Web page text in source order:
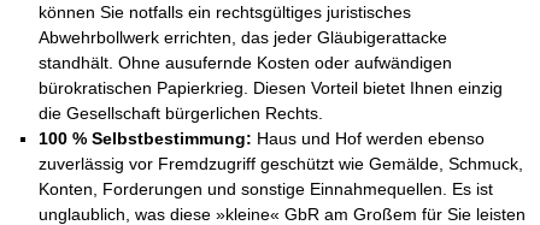
können Sie notfalls ein rechtsgültiges juristisches
Abwehrbollwerk errichten, das jeder Gläubigerattacke
standhält. Ohne ausufernde Kosten oder aufwändigen
bürokratischen Papierkrieg. Diesen Vorteil bietet Ihnen einzig
die Gesellschaft bürgerlichen Rechts.
100 % Selbstbestimmung: Haus und Hof werden ebenso
zuverlässig vor Fremdzugriff geschützt wie Gemälde, Schmuck,
Konten, Forderungen und sonstige Einnahmequellen. Es ist
unglaublich, was diese »kleine« GbR am Großem für Sie leisten